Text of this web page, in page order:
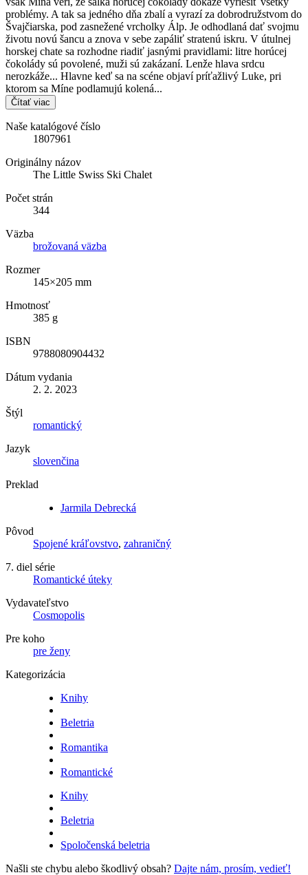
problémy. A tak sa jedného dňa zbalí a vyrazí za dobrodružstvom do
Švajčiarska, pod zasnežené vrcholky Álp. Je odhodlaná dať svojmu
životu novú šancu a znova v sebe zapáliť stratenú iskru. V útulnej
horskej chate sa rozhodne riadiť jasnými pravidlami: litre horúcej
čokolády sú povolené, muži sú zakázaní. Lenže hlava srdcu
nerozkáže... Hlavne keď sa na scéne objaví príťažlivý Luke, pri
ktorom sa Míne podlamujú kolená...
Čítať viac
Naše katalógové číslo
1807961
Originálny názov
The Little Swiss Ski Chalet
Počet strán
344
Väzba
brožovaná väzba
Rozmer
145×205 mm
Hmotnosť
385 g
ISBN
9788080904432
Dátum vydania
2. 2. 2023
Štýl
romantický
Jazyk
slovenčina
Preklad
Jarmila Debrecká
Pôvod
Spojené kráľovstvo, zahraničný
7. diel série
Romantické úteky
Vydavateľstvo
Cosmopolis
Pre koho
pre ženy
Kategorizácia
Knihy
Beletria
Romantika
Romantické
Knihy
Beletria
Spoločenská beletria
Našli ste chybu alebo škodlivý obsah? Dajte nám, prosím, vedieť!